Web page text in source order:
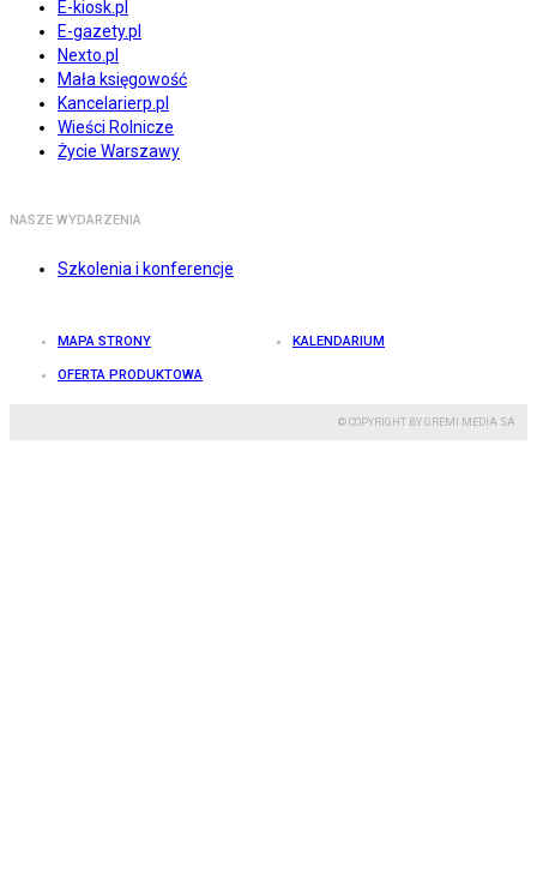
E-kiosk.pl
E-gazety.pl
Nexto.pl
Mała księgowość
Kancelarierp.pl
Wieści Rolnicze
Życie Warszawy
NASZE WYDARZENIA
Szkolenia i konferencje
MAPA STRONY KALENDARIUM
OFERTA PRODUKTOWA
© COPYRIGHT BY GREMI MEDIA SA